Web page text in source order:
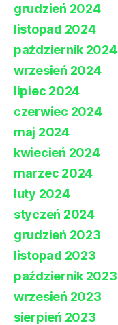
grudzień 2024
listopad 2024
październik 2024
wrzesień 2024
lipiec 2024
czerwiec 2024
maj 2024
kwiecień 2024
marzec 2024
luty 2024
styczeń 2024
grudzień 2023
listopad 2023
październik 2023
wrzesień 2023
sierpień 2023